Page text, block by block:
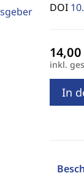
DOI
inkl.
In